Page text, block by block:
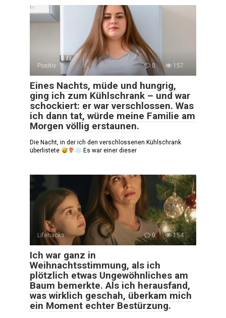
Positiv 0 157
Eines Nachts, müde und hungrig,
ging ich zum Kühlschrank – und war
schockiert: er war verschlossen. Was
ich dann tat, würde meine Familie am
Morgen völlig erstaunen.
Die Nacht, in der ich den verschlossenen Kühlschrank
überlistete
Es war einer dieser
Lifehacks 0 154
Ich war ganz in
Weihnachtsstimmung, als ich
plötzlich etwas Ungewöhnliches am
Baum bemerkte. Als ich herausfand,
was wirklich geschah, überkam mich
ein Moment echter Bestürzung.